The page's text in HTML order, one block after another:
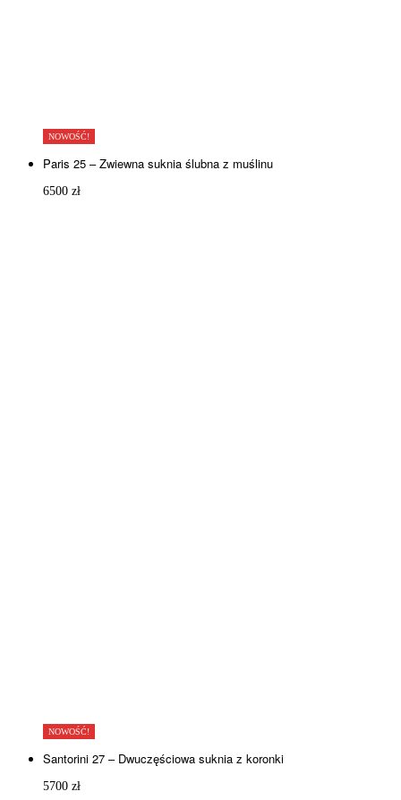
NOWOŚĆ!
Paris 25 – Zwiewna suknia ślubna z muślinu
6500 zł
NOWOŚĆ!
Santorini 27 – Dwuczęściowa suknia z koronki
5700 zł